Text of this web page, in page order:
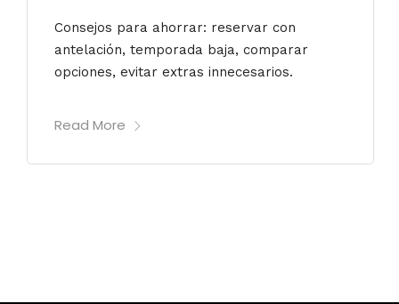
Consejos para ahorrar: reservar con
antelación, temporada baja, comparar
opciones, evitar extras innecesarios.
Read More